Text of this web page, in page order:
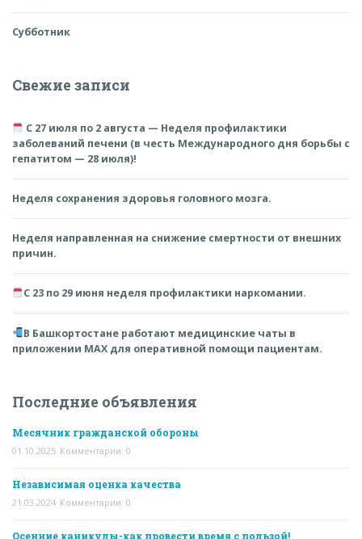
Субботник
Свежие записи
С 27 июля по 2 августа — Неделя профилактики
заболеваний печени (в честь Международного дня борьбы с
гепатитом — 28 июля)!
Неделя сохранения здоровья головного мозга.
Неделя направленная на снижение смертности от внешних
причин.
С 23 по 29 июня неделя профилактики наркомании.
В Башкортостане работают медицинские чаты в
приложении MAX для оперативной помощи пациентам.
Последние объявления
Месячник гражданской обороны
01.10.2025 Комментарии: 0
Независимая оценка качества
21.03.2024 Комментарии: 0
Осенние каникулы-как провести время с пользой!